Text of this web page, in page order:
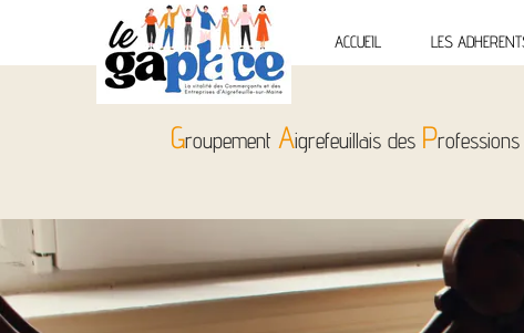
ACCUEIL LES
Groupement Aigrefeuillais des Professions